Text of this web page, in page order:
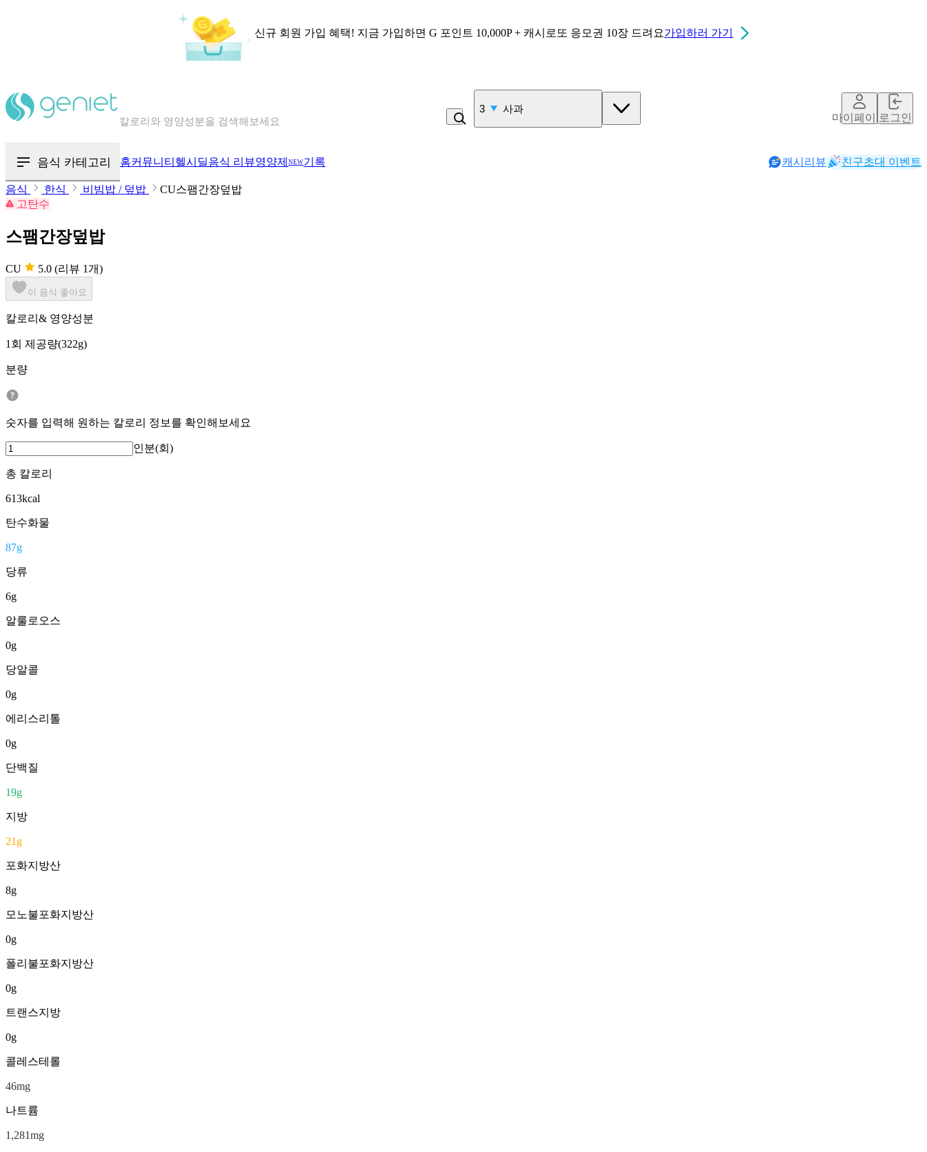
신규 회원 가입 혜택! 지금 가입하면 G 포인트 10,000P + 캐시로또 응모권 10장 드려요가입하러 가기
혈당 · 다이어트 음식 검색해보세요
3 사과
마이페이지로그인
음식 카테고리 홈커뮤니티 헬시딜음식 리뷰영양제 NEW기록 캐시리뷰 친구초대 이벤트
음식 한식 비빔밥 / 덮밥
CU스팸간장덮밥
고탄수
스팸간장덮밥
CU 5.0 (리뷰 1개)
이 음식 좋아요
칼로리& 영양성분
1회 제공량(322g)
분량
숫자를 입력해 원하는 칼로리 정보를 확인해보세요
인분(회)
총 칼로리
613kcal
탄수화물
87g
당류
6g
알룰로오스
0g
당알콜
0g
에리스리톨
0g
단백질
19g
지방
21 g
포화지방산
8g
모노불포화지방산
0g
폴리불포화지방산
0g
트랜스지방
0g
콜레스테롤
46mg
나트륨
1,281mg